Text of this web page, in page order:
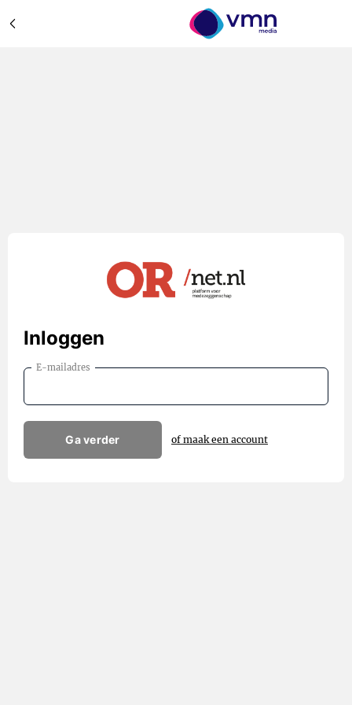
Inloggen
E-mailadres
Ga verder of maak een account